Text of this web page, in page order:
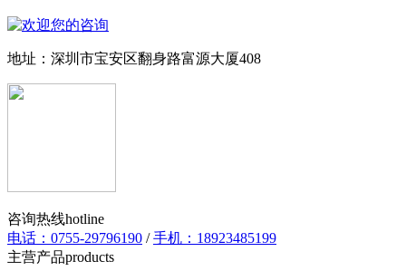
地址：深圳市宝安区翻身路富源大厦408
咨询热线hotline
电话：0755-29796190 /手机：18923485199
主营产品products